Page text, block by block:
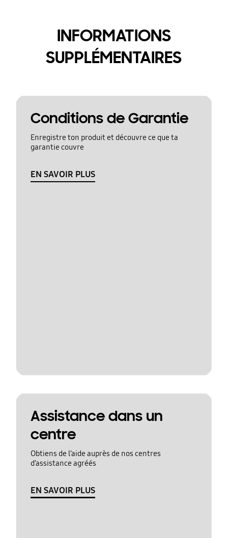
INFORMATIONS
SUPPLÉMENTAIRES
Conditions de Garantie
Enregistre ton produit et découvre ce que ta
garantie couvre
EN SAVOIR PLUS
Assistance dans un
centre
Obtiens de l’aide auprès de nos centres
d’assistance agréés
EN SAVOIR PLUS